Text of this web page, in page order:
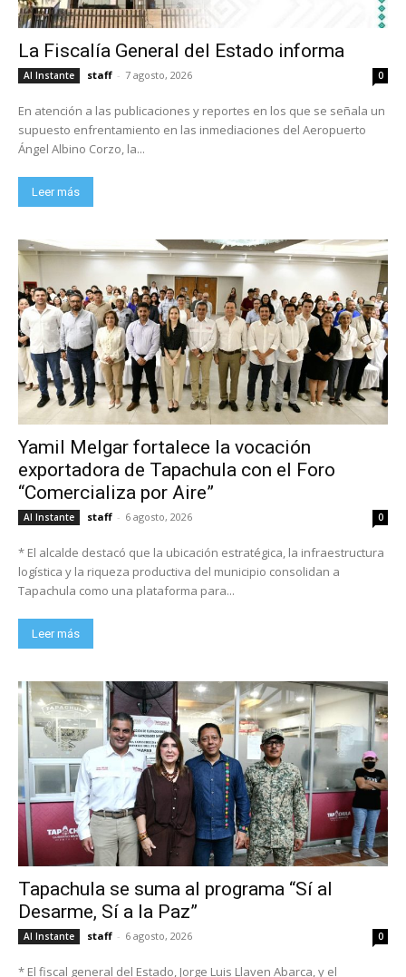
La Fiscalía General del Estado informa
Al Instante staff - 7 agosto, 2026 0
En atención a las publicaciones y reportes en los que se señala un
supuesto enfrentamiento en las inmediaciones del Aeropuerto
Ángel Albino Corzo, la...
Leer más
Yamil Melgar fortalece la vocación
exportadora de Tapachula con el Foro
“Comercializa por Aire”
Al Instante staff - 6 agosto, 2026 0
* El alcalde destacó que la ubicación estratégica, la infraestructura
logística y la riqueza productiva del municipio consolidan a
Tapachula como una plataforma para...
Leer más
Tapachula se suma al programa “Sí al
Desarme, Sí a la Paz”
Al Instante staff - 6 agosto, 2026 0
* El fiscal general del Estado, Jorge Luis Llaven Abarca, y el